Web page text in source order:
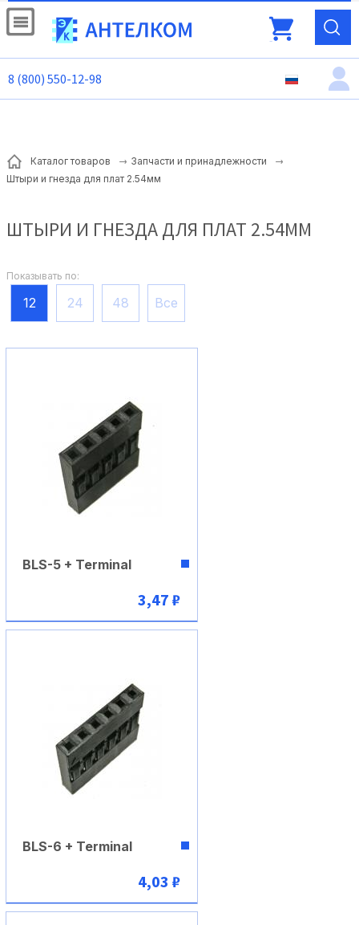
8 (800) 550-12-98
Каталог товаров
Запчасти и принадлежности
Штыри и гнезда для плат 2.54мм
ШТЫРИ И ГНЕЗДА ДЛЯ ПЛАТ 2.54ММ
Показывать по:
12 24 48 Все
В корзину
BLS-5 + Terminal
3,47 ₽
В корзину
BLS-6 + Terminal
4,03 ₽